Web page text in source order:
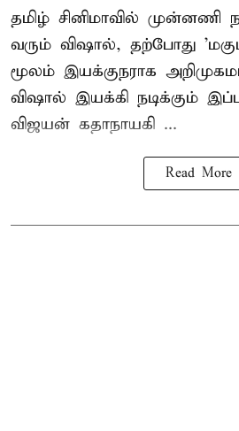
தமிழ் சினிமாவில் முன்னணி
வரும் விஷால், தற்போது
மூலம் இயக்குநராக
விஷால் இயக்கி நடிக்கும்
விஜயன் கதாநாயகி ...
Read More